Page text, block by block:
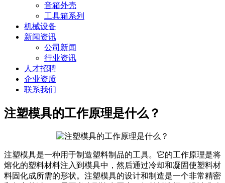
音箱外壳
工具箱系列
机械设备
新闻资讯
公司新闻
行业资讯
人才招聘
企业资质
联系我们
注塑模具的工作原理是什么？
注塑模具是一种用于制造塑料制品的工具。它的工作原理是将
熔化的塑料材料注入到模具中，然后通过冷却和凝固使塑料材
料固化成所需的形状。注塑模具的设计和制造是一个非常精密